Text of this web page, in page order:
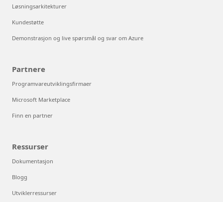
Løsningsarkitekturer
Kundestøtte
Demonstrasjon og live spørsmål og svar om Azure
Partnere
Programvareutviklingsfirmaer
Microsoft Marketplace
Finn en partner
Ressurser
Dokumentasjon
Blogg
Utviklerressurser